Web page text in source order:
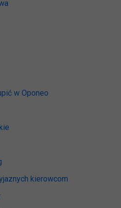
w Oponeo
kierowcom